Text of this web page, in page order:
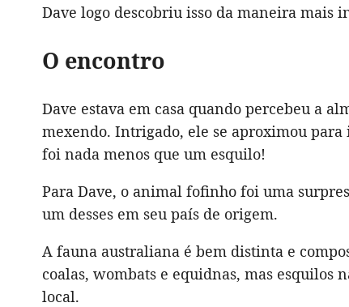
Dave logo descobriu isso da maneira mais
O encontro
Dave estava em casa quando percebeu a
mexendo. Intrigado, ele se aproximou
foi nada menos que um esquilo!
Para Dave, o animal fofinho foi uma
um desses em seu país de origem.
A fauna australiana é bem distinta e
coalas, wombats e equidnas, mas esquilos
local.